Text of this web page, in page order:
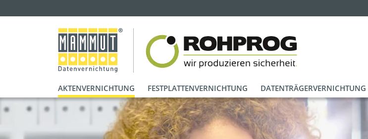
AKTENVERNICHTUNG FESTPLATTENVERNICHTUNG DATENTRÄGERVERNICHTUNG